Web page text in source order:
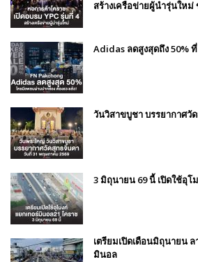
สร้างเครือข่ายผู้นำรุ่นให
Adidas ลดสูงสุดถึง 50%
วันวิสาขบูชา บรรยากาศวั
3 มิถุนายน 69 นี้ เปิดใช้อุ
เตรียมเปิดเดือนมิถุนายน
มินอล